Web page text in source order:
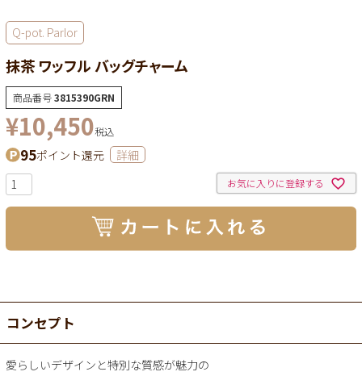
Q-pot. Parlor
抹茶 ワッフル バッグチャーム
商品番号3815390GRN
¥10,450税込
95ポイント還元 詳細
お気に入りに登録する
コンセプト
愛らしいデザインと特別な質感が魅力の